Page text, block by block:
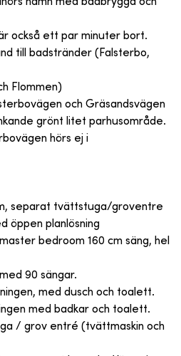
också ett par minuter bort.
till badstränder (Falsterbo,
Flommen)
och Gräsandsvägen
grönt litet parhusområde.
hörs ej i
separat tvättstuga/groventre
öppen planlösning
bedroom 160 cm säng, hel
90 sängar.
med dusch och toalett.
med badkar och toalett.
/ grov entré (tvättmaskin och